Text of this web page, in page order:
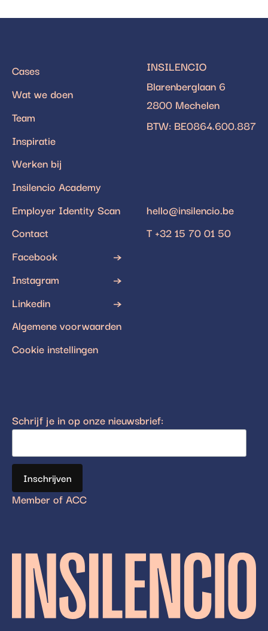
Cases
Wat we doen
Team
Inspiratie
Werken bij
Insilencio Academy
Employer Identity Scan
Contact
INSILENCIO
Blarenberglaan 6
2800 Mechelen
BTW: BE0864.600.887
hello@insilencio.be
T +32 15 70 01 50
Facebook
Instagram
Linkedin
Algemene voorwaarden
Cookie instellingen
Schrijf je in op onze nieuwsbrief:
Member of ACC